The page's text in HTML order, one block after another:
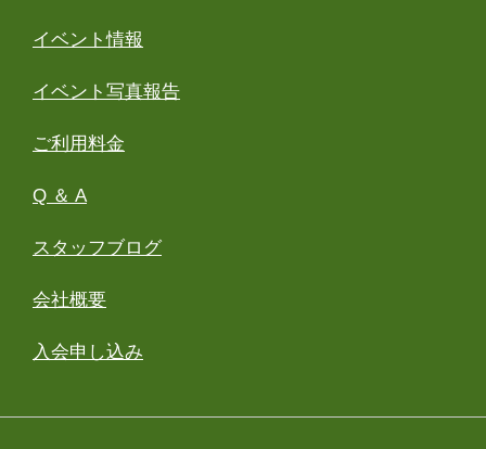
イベント情報
イベント写真報告
ご利用料金
Q ＆ A
スタッフブログ
会社概要
入会申し込み